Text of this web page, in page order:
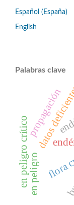
Español (España)
English
Palabras clave
flora
datos
propagación
en peligro críticoen peligro